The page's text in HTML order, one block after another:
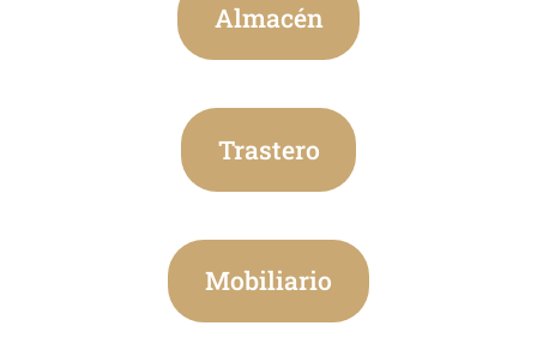
Almacén
Trastero
Mobiliario